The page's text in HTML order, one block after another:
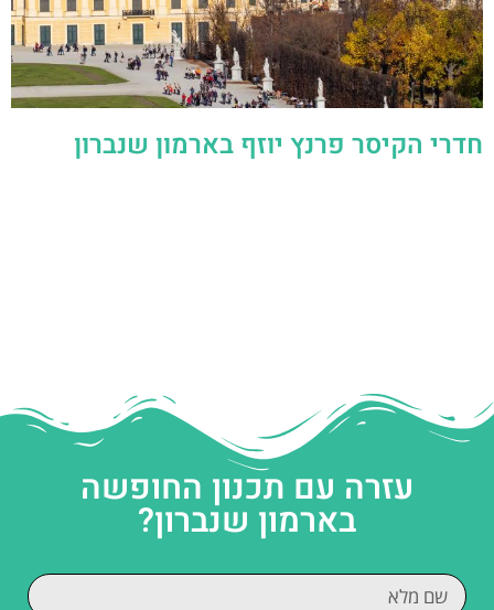
חדרי הקיסר פרנץ יוזף בארמון שנברון
עזרה עם תכנון החופשה
בארמון שנברון?